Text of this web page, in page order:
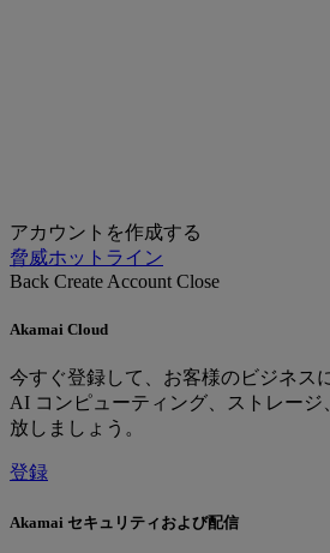
アカウントを作成する
脅威ホットライン
Back Create Account Close
Akamai Cloud
今すぐ登録して、お客様のビジネス
AI コンピューティング、ストレージ
放しましょう。
登録
Akamai セキュリティおよび配信